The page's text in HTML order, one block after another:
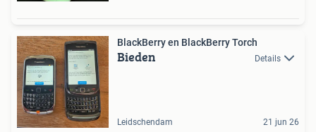
BlackBerry en BlackBerry Torch
Bieden Details
Leidschendam 21 jun 26